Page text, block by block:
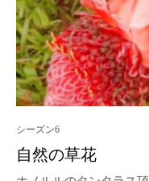
シーズン6
自然の草花